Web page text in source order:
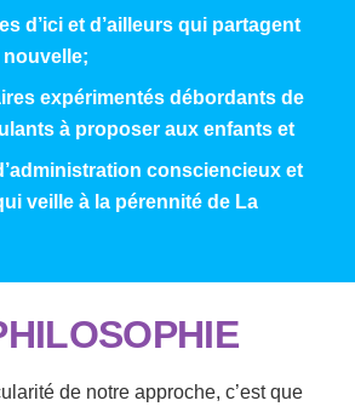
d’ici et d’ailleurs qui partagent
nouvelle;
expérimentés débordants de
à proposer aux enfants et
consciencieux et
veille à la pérennité de La
de notre approche, c’est que